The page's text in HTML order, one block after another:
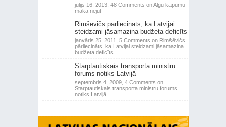
jūlijs 16, 2013, 48 Comments on Algu kāpumu
makā nejūt
Rimšēvičs pārliecināts, ka Latvijai
steidzami jāsamazina budžeta deficīts
janvāris 25, 2011, 5 Comments on Rimšēvičs
pārliecināts, ka Latvijai steidzami jāsamazina
budžeta deficīts
Starptautiskais transporta ministru
forums notiks Latvijā
septembris 4, 2009, 4 Comments on
Starptautiskais transporta ministru forums
notiks Latvijā